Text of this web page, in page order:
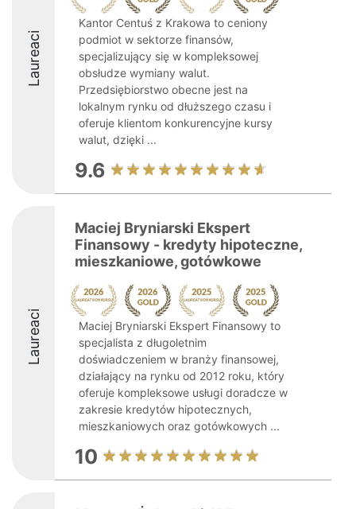
Laureaci
Kantor Centuś z Krakowa to ceniony
podmiot w sektorze finansów,
specjalizujący się w kompleksowej
obsłudze wymiany walut.
Przedsiębiorstwo obecne jest na
lokalnym rynku od dłuższego czasu i
oferuje klientom konkurencyjne kursy
walut, dzięki ...
9.6
Laureaci
Maciej Bryniarski Ekspert
Finansowy - kredyty hipoteczne,
mieszkaniowe, gotówkowe
Maciej Bryniarski Ekspert Finansowy to
specjalista z długoletnim
doświadczeniem w branży finansowej,
działający na rynku od 2012 roku, który
oferuje kompleksowe usługi doradcze w
zakresie kredytów hipotecznych,
mieszkaniowych oraz gotówkowych ...
10